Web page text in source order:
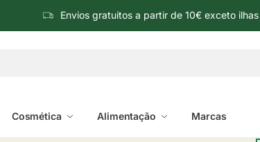
Envios gratuitos a partir de 10€ exceto ilhas
Cosmética Alimentação Marcas